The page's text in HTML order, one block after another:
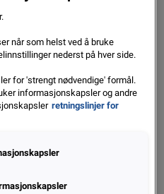
du allerede har på konto.
ville også bety færre
og virksomheter til å vokse.
Credit Matters»utforsker
når tilgangen til kreditt
utlåning kan skape
økonomisk helse.
når som helst ved å bruke
nederst på hver side.
for 'strengt nødvendige' formål.
informasjonskapsler og andre
retningslinjer for